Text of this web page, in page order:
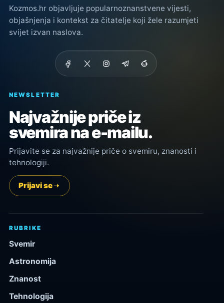
Kozmos.hr objavljuje popularnoznanstvene vijesti,
objašnjenja i kontekst za čitatelje koji žele razumjeti
svijet izvan naslova.
NEWSLETTER
Najvažnije priče iz
svemira na e-mailu.
Prijavite se za najvažnije priče o svemiru, znanosti i
tehnologiji.
Prijavi se
RUBRIKE
Svemir
Astronomija
Znanost
Tehnologija